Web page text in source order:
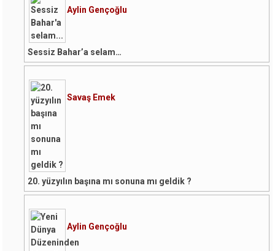
Aylin Gençoğlu
Sessiz Bahar’a selam…
Savaş Emek
20. yüzyılın başına mı sonuna mı geldik ?
Aylin Gençoğlu